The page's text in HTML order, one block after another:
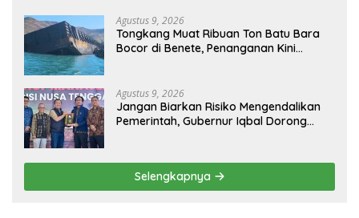
Agustus 9, 2026
Tongkang Muat Ribuan Ton Batu Bara
Bocor di Benete, Penanganan Kini
Agustus 9, 2026
Jangan Biarkan Risiko Mengendalikan
Pemerintah, Gubernur Iqbal Dorong
Selengkapnya